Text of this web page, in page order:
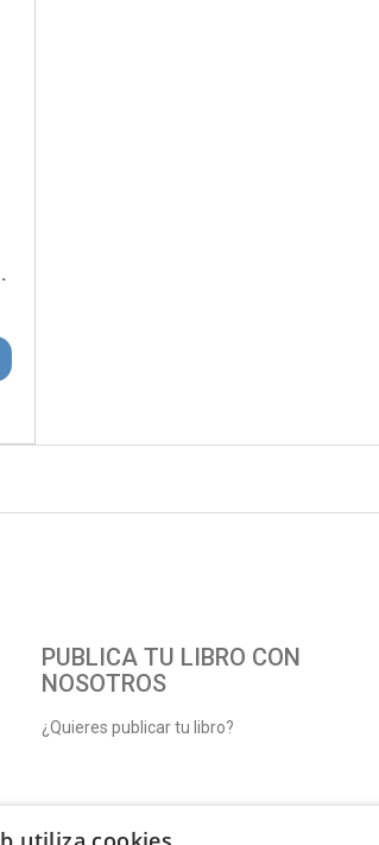
PUBLICA TU LIBRO CON
NOSOTROS
¿Quieres publicar tu libro?